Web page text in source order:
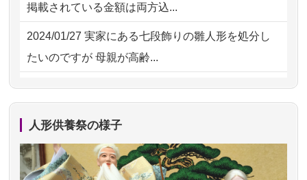
ただけそう...
2026/07/13 遠方からでもご依頼出来る点と申込ま
での方法が...
2026/07/10家から近かったので。
2026/07/08誰も住んでいない実家の片付けを始め
掲載されている金額は両方込...
2024/01/27 実家にある七段飾りの雛人形を処分し
たいのですが 母親が高齢...
2024/01/13剥製の供養・処分をお願いできます
ですが？
人形供養祭の様子